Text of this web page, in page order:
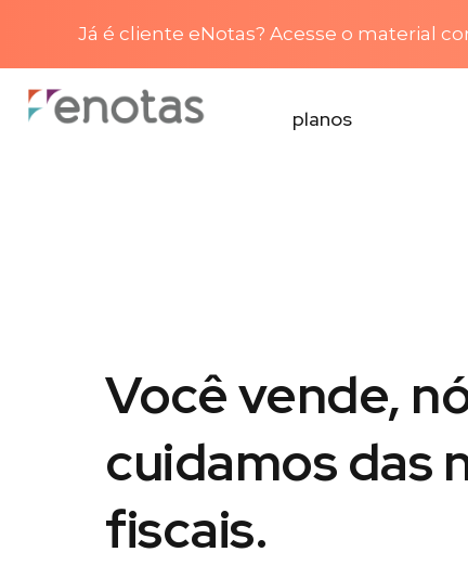
Já é cliente eNotas? Acesse o material
planos
Você vende,
cuidamos das
fiscais.